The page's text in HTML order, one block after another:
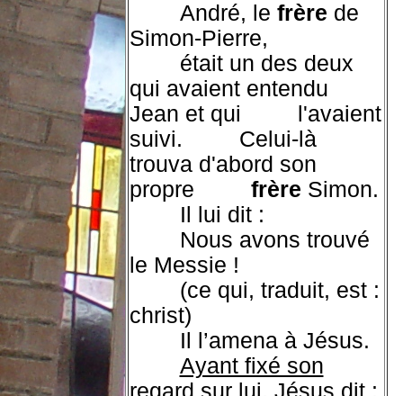
André, le frère de
Simon-Pierre,
était un des deux
qui avaient entendu
Jean et qui l'avaient
suivi. Celui-là
trouva d'abord son
propre frère Simon.
Il lui dit :
Nous avons trouvé
le Messie !
(ce qui, traduit, est :
christ)
Il l’amena à Jésus.
Ayant fixé son
regard sur lui, Jésus dit :